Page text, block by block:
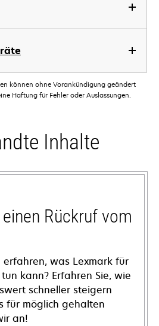
können ohne Vorankündigung geändert
Haftung für Fehler oder Auslassungen.
Inhalte
Rückruf vom
erfahren, was Lexmark für
kann? Erfahren Sie, wie
schneller steigern
für möglich gehalten
an!